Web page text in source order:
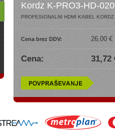
Kordz K-PRO3-HD-
PROFESIONALNI HDMI KABEL
Cena brez DDV: 26,00 €
Cena: 31,72